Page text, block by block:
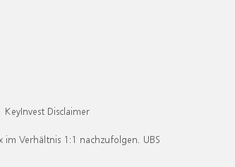
KeyInvest Disclaimer
Verhältnis 1:1 nachzufolgen. UBS